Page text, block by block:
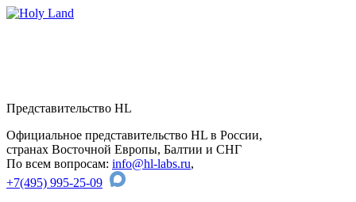
Представительство HL
Официальное представительство HL в России,
странах Восточной Европы, Балтии и СНГ
По всем вопросам: info@hl-labs.ru,
+7(495) 995-25-09